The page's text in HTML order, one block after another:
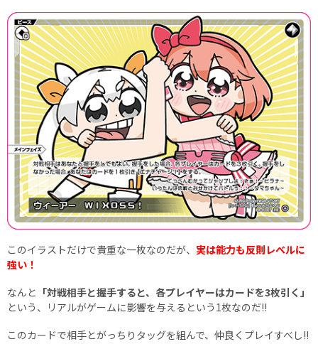
このイラストだけで貴重な一枚なのだが、 実は能力も反則レベルに
強い！
なんと 「対戦相手と握手すると、各プレイヤーはカードを3枚引く」
という、リアルがゲームに影響を与えるという1枚なのだ!!
このカードで相手とがっちりタッグを組んで、仲良くプレイすべし!!